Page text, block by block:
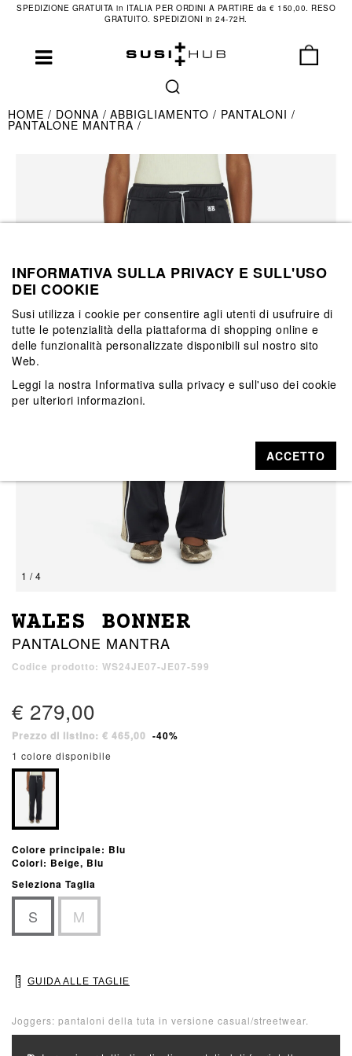
SPEDIZIONE GRATUITA in ITALIA PER ORDINI A PARTIRE da € 150,00. RESO
GRATUITO. SPEDIZIONI in 24-72H.
HOME DONNA ABBIGLIAMENTO PANTALONI
PANTALONE MANTRA
1 / 4
WALES BONNER
PANTALONE MANTRA
Codice prodotto: WS24JE07-JE07-599
€ 279,00
Prezzo di listino: € 465,00 -40%
1 colore disponibile
Colore principale: Blu
Colori: Beige, Blu
Seleziona Taglia
S M
GUIDA ALLE TAGLIE
Joggers: pantaloni della tuta in versione casual/streetwear.
INFORMATIVA SULLA PRIVACY E SULL'USO
DEI COOKIE
Susi utilizza i cookie per consentire agli utenti di usufruire di
tutte le potenzialità della piattaforma di shopping online e
delle funzionalità personalizzate disponibili sul nostro sito
Web.
Leggi la nostra Informativa sulla privacy e sull'uso dei cookie
per ulteriori informazioni.
ACCETTO